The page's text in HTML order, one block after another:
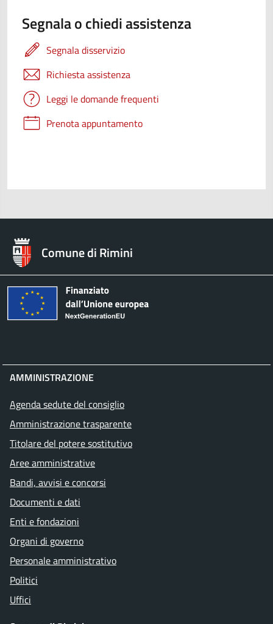
Segnala o chiedi assistenza
Segnala disservizio
Richiesta assistenza
Leggi le domande frequenti
Prenota appuntamento
Comune di Rimini
AMMINISTRAZIONE
Agenda sedute del consiglio
Amministrazione trasparente
Titolare del potere sostitutivo
Aree amministrative
Bandi, avvisi e concorsi
Documenti e dati
Enti e fondazioni
Organi di governo
Personale amministrativo
Politici
Uffici